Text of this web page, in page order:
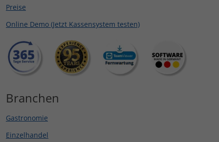
Preise
Online Demo (Jetzt Kassensystem testen)
Branchen
Gastronomie
Einzelhandel